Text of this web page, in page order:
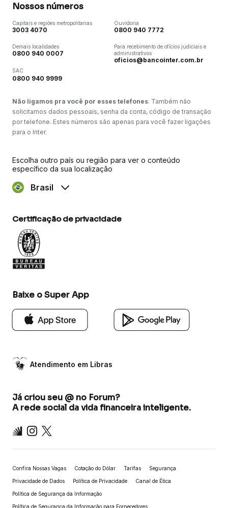
Nossos números
Capitais e regiões metropolitanas
3003 4070
Demais localidades
0800 940 0007
SAC
0800 940 9999
Ouvidoria
0800 940 7772
Para recebimento de ofícios judiciais e
administrativos
oficios@bancointer.com.br
Não ligamos pra você por esses telefones. Também não
solicitamos dados pessoais, senha da conta, código de transação
por telefone. Estes números são apenas para você fazer ligações
para o Inter.
Escolha outro país ou região para ver o conteúdo
específico da sua localização
Brasil
Certificação de privacidade
Baixe o Super App
Atendimento em Libras
Já criou seu @ no Forum?
A rede social da vida financeira inteligente.
Inter Instagram
X
Confira Nossas Vagas Cotação do Dólar Tarifas Segurança
Privacidade de Dados Política de Privacidade Canal de Ética
Política de Segurança da Informação
Política de Segurança da Informação para Fornecedores